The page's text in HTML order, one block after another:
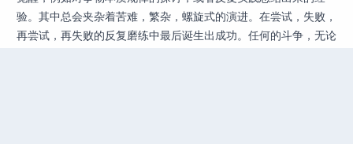
验。其中总会夹杂着苦难，繁杂，螺旋式的演进。在尝试，失败，
再尝试，再失败的反复磨练中最后诞生出成功。任何的斗争，无论